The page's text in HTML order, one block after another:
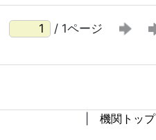
/ 1ページ
機関トップ